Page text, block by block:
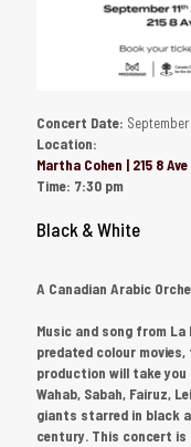
Concert Date:
Location:
Martha Cohen | 215 8
Time: 7:30 pm
Black & White
A Canadian Arabic
Music and song from
predated colour
production will take you
Wahab, Sabah, Fairuz,
giants starred in black
century. This concert